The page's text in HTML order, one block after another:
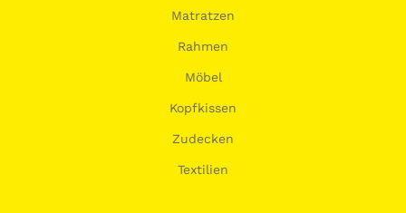
Matratzen
Rahmen
Möbel
Kopfkissen
Zudecken
Textilien